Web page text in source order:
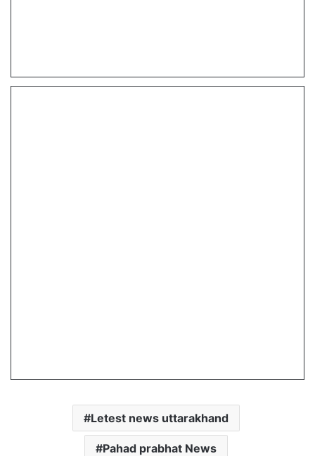
Letest news uttarakhand
Pahad prabhat News